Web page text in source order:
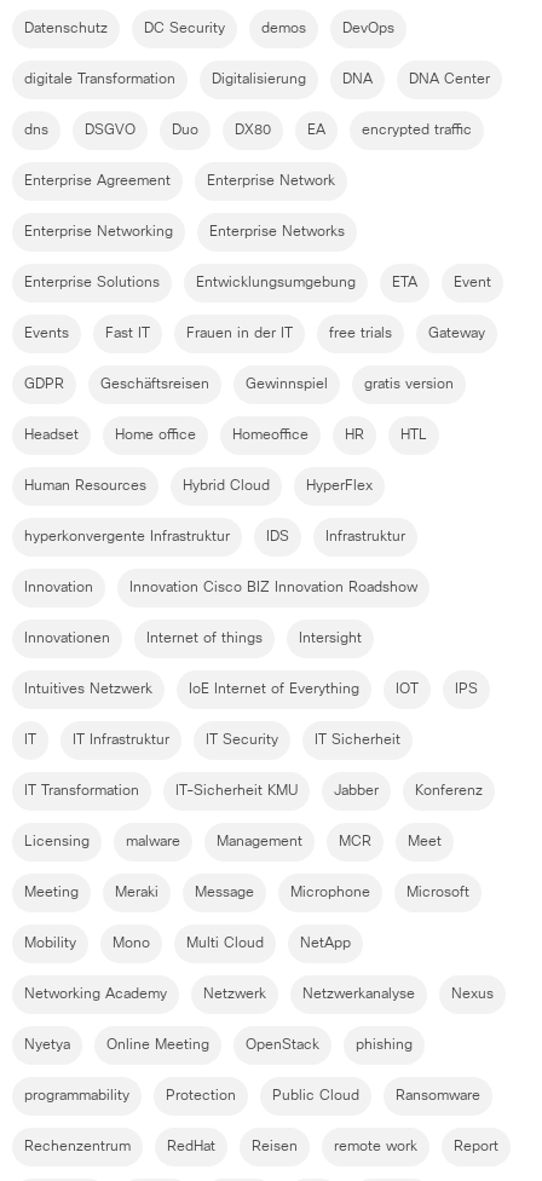
Datenschutz DC Security demos DevOps
digitale Transformation Digitalisierung DNA DNA Center
dns DSGVO Duo DX80 EA encrypted traffic
Enterprise Agreement Enterprise Network
Enterprise Networking Enterprise Networks
Enterprise Solutions Entwicklungsumgebung ETA Event
Events Fast IT Frauen in der IT free trials Gateway
GDPR Geschäftsreisen Gewinnspiel gratis version
Headset Home office Homeoffice HR HTL
Human Resources Hybrid Cloud HyperFlex
hyperkonvergente Infrastruktur IDS Infrastruktur
Innovation Innovation Cisco BIZ Innovation Roadshow
Innovationen Internet of things Intersight
Intuitives Netzwerk IoE Internet of Everything IOT IPS
IT Infrastruktur IT Security IT Sicherheit
IT Transformation IT-Sicherheit KMU Jabber Konferenz
Licensing malware Management MCR Meet
Meeting Meraki Message Microphone Microsoft
Mobility Mono Multi Cloud NetApp
Networking Academy Netzwerk Netzwerkanalyse Nexus
Nyetya Online Meeting OpenStack phishing
programmability Protection Public Cloud Ransomware
Rechenzentrum RedHat Reisen remote work Report